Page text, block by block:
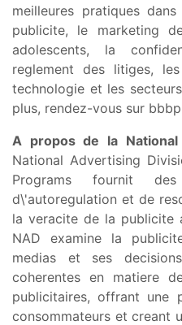
meilleures pratiques
publicite, le marketing
adolescents, la
reglement des litiges,
technologie et les
plus, rendez-vous sur
A propos de la
National Advertising
Programs fournit des
d\'autoregulation et de
la veracite de la publicite
NAD examine la
medias et ses
coherentes en matiere
publicitaires, offrant une
consommateurs et creant